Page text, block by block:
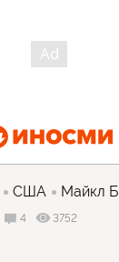
США Майкл
4
3752